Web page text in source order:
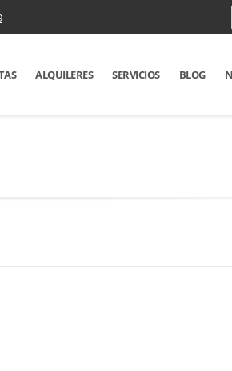
ALQUILERES SERVICIOS BLOG